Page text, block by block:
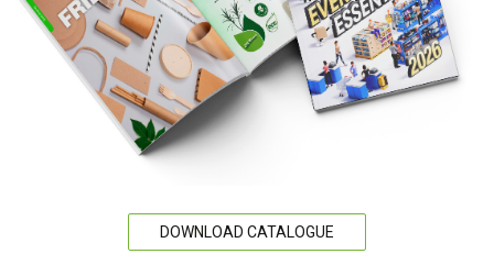
DOWNLOAD CATALOGUE